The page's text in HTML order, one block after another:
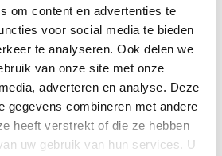
om content en advertenties te
voor social media te bieden
te analyseren. Ook delen we
van onze site met onze
adverteren en analyse. Deze
gegevens combineren met andere
heeft verstrekt of die ze hebben
uw gebruik van hun services. U